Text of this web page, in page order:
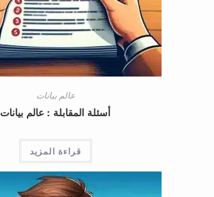
عالم بيانات
أسئلة المقابلة : عالم بيانات
قراءة المزيد